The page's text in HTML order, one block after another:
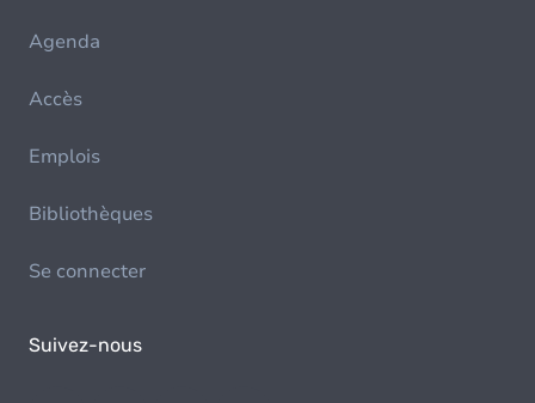
Agenda
Accès
Emplois
Bibliothèques
Se connecter
Suivez-nous